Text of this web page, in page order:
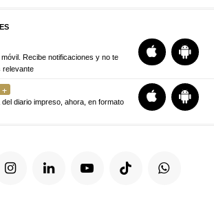
Recibe notificaciones y no te
relevante
diario impreso, ahora, en formato